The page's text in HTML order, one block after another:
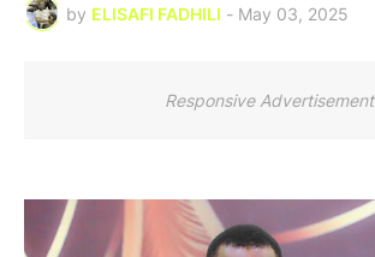
by ELISAFI FADHILI - May 03, 2025
Responsive Advertisement